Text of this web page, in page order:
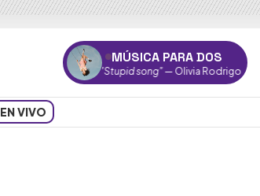
MÚSICA PARA DOS
"Stupid song"— Olivia Rodrigo
EN VIVO